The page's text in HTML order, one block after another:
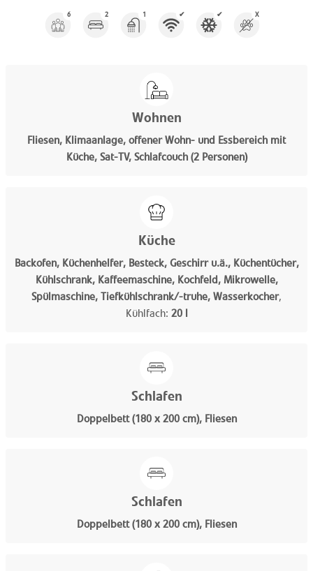
6 2 1 ✔ ✔ X
Wohnen
Fliesen, Klimaanlage, offener Wohn- und Essbereich mit
Küche, Sat-TV, Schlafcouch (2 Personen)
Küche
Backofen, Küchenhelfer, Besteck, Geschirr u.ä., Küchentücher,
Kühlschrank, Kaffeemaschine, Kochfeld, Mikrowelle,
Spülmaschine, Tiefkühlschrank/-truhe, Wasserkocher,
Kühlfach: 20 l
Schlafen
Doppelbett (180 x 200 cm), Fliesen
Schlafen
Doppelbett (180 x 200 cm), Fliesen